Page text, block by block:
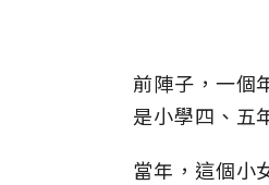
前陣子，一個
是小學四、五
當年，這個小